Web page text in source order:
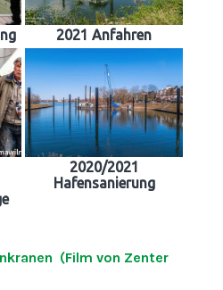
2021 Anfahren
2020/2021
Hafensanierung
(Film von Zenter